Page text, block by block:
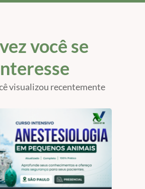
você se
visualizou recentemente